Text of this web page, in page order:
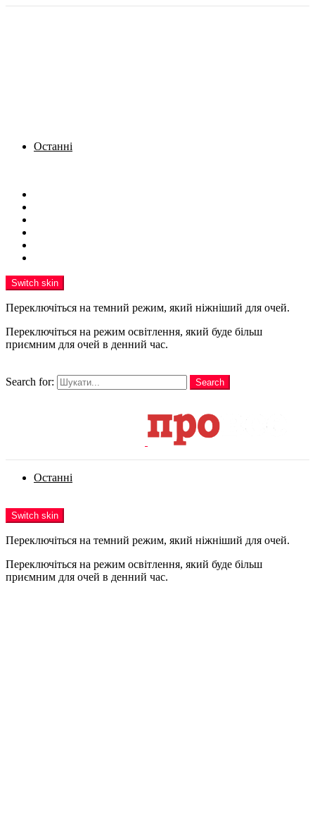
Останні
Switch skin
Переключіться на темний режим, який ніжніший для очей.
Переключіться на режим освітлення, який буде більш
приємним для очей в денний час.
Search for:
Search
Останні
Switch skin
Переключіться на темний режим, який ніжніший для очей.
Переключіться на режим освітлення, який буде більш
приємним для очей в денний час.